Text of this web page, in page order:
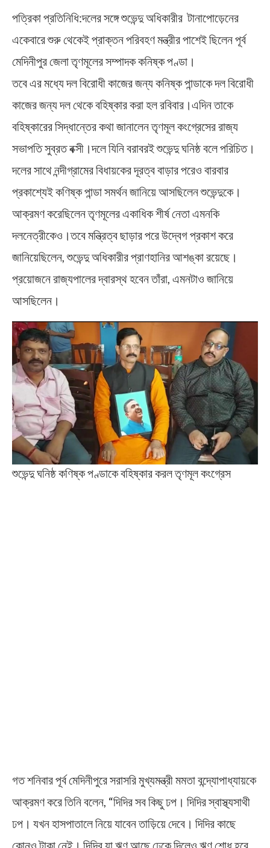
পত্রিকা প্রতিনিধি:দলের সঙ্গে শুভেন্দু অধিকারীর টানাপোড়েনের
একেবারে শুরু থেকেই প্রাক্তন পরিবহণ মন্ত্রীর পাশেই ছিলেন পূর্ব
মেদিনীপুর জেলা তৃণমূলের সম্পাদক কনিষ্ক পণ্ডা।
তবে এর মধ্যে দল বিরোধী কাজের জন্য কনিষ্ক পান্ডাকে দল বিরোধী
কাজের জন্য দল থেকে বহিষ্কার করা হল রবিবার।এদিন তাকে
বহিষ্কারের সিদ্ধান্তের কথা জানালেন তৃণমূল কংগ্রেসের রাজ্য
সভাপতি সুব্রত বক্সী।দলে যিনি বরাবরই শুভেন্দু ঘনিষ্ঠ বলে পরিচিত।
দলের সাথে নন্দীগ্রামের বিধায়কের দূরত্ব বাড়ার পরেও বারবার
প্রকাশ্যেই কণিষ্ক পান্ডা সমর্থন জানিয়ে আসছিলেন শুভেন্দুকে।
আক্রমণ করেছিলেন তৃণমূলের একাধিক শীর্ষ নেতা এমনকি
দলনেত্রীকেও।তবে মন্ত্রিত্ব ছাড়ার পরে উদ্বেগ প্রকাশ করে
জানিয়েছিলেন, শুভেন্দু অধিকারীর প্রাণহানির আশঙ্কা রয়েছে।
প্রয়োজনে রাজ্যপালের দ্বারস্থ হবেন তাঁরা, এমনটাও জানিয়ে
আসছিলেন।
শুভেন্দু ঘনিষ্ঠ কণিষ্ক পণ্ডাকে বহিষ্কার করল তৃণমূল কংগ্রেস
গত শনিবার পূর্ব মেদিনীপুরে সরাসরি মুখ্যমন্ত্রী মমতা বন্দ্যোপাধ্যায়কে
আক্রমণ করে তিনি বলেন, “দিদির সব কিছু ঢপ। দিদির স্বাস্থ্যসাথী
ঢপ। যখন হাসপাতালে নিয়ে যাবেন তাড়িয়ে দেবে। দিদির কাছে